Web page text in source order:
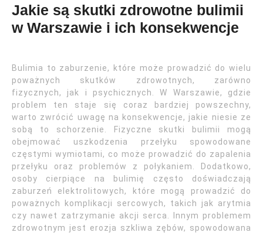
Jakie są skutki zdrowotne bulimii
w Warszawie i ich konsekwencje
Bulimia to zaburzenie, które może prowadzić do wielu
poważnych skutków zdrowotnych, zarówno
fizycznych, jak i psychicznych. W Warszawie, gdzie
problem ten staje się coraz bardziej powszechny,
warto zwrócić uwagę na konsekwencje, jakie niesie ze
sobą to schorzenie. Fizyczne skutki bulimii mogą
obejmować uszkodzenia przełyku spowodowane
częstymi wymiotami, co może prowadzić do zapalenia
przełyku oraz problemów z połykaniem. Dodatkowo,
osoby cierpiące na bulimię często doświadczają
zaburzeń elektrolitowych, które mogą prowadzić do
poważnych komplikacji sercowych, takich jak arytmia
czy nawet zatrzymanie akcji serca. Innym problemem
zdrowotnym jest erozja szkliwa zębów, spowodowana